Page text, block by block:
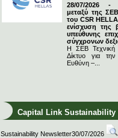
28/07/2026 -
μεταξύ της
του CSR
ενίσχυση της
υπεύθυνης
σύγχρονων
Η ΣΕΒ Τεχνική
Δίκτυο για την
Ευθύνη –...
Capital Link Sustainability
Sustainability Newsletter30/07/2026